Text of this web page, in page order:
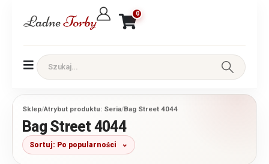
0
Sklep/Atrybut produktu: Seria/Bag Street 4044
Bag Street 4044
Sortuj: Po popularności